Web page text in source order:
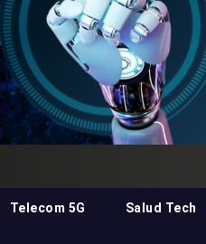
Telecom 5G Salud Tech